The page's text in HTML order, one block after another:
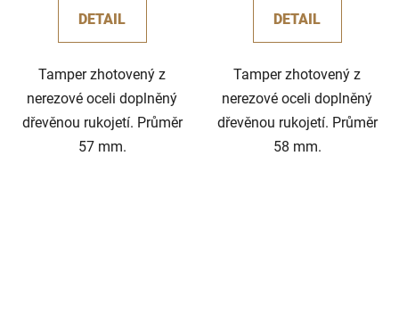
DETAIL
Tamper zhotovený z
nerezové oceli doplněný
dřevěnou rukojetí. Průměr
57 mm.
DETAIL
Tamper zhotovený z
nerezové oceli doplněný
dřevěnou rukojetí. Průměr
58 mm.